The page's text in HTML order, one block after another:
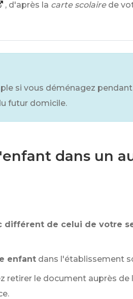
, d'après la carte scolaire de
si vous déménagez
futur domicile.
dans un
différent de celui de votre
enfant dans l'établissement
retirer le document auprès